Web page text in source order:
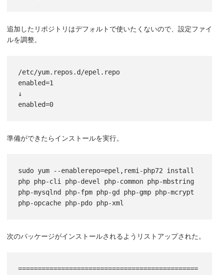
追加したリポジトリはデフォルトで使いたくないので、設定ファイ
ルを調整。
/etc/yum.repos.d/epel.repo
enabled=1
↓
enabled=0
準備ができたらインストールを実行。
sudo yum --enablerepo=epel,remi-php72 install
php php-cli php-devel php-common php-mbstring
php-mysqlnd php-fpm php-gd php-gmp php-mcrypt
php-opcache php-pdo php-xml
次のパッケージがインストールされるようリストアップされた。
==============================================